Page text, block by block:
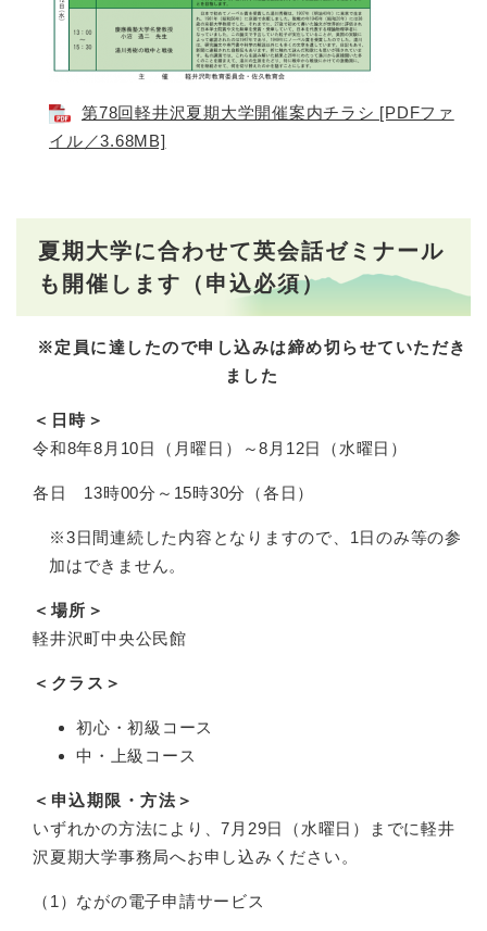
第78回軽井沢夏期大学開催案内チラシ [PDFファ
イル／3.68MB]
夏期大学に合わせて英会話ゼミナール
も開催します（申込必須）
※定員に達したので申し込みは締め切らせていただき
ました
＜日時＞
令和8年8月10日（月曜日）～8月12日（水曜日）
各日 13時00分～15時30分（各日）
※3日間連続した内容となりますので、1日のみ等の参
加はできません。
＜場所＞
軽井沢町中央公民館
＜クラス＞
初心・初級コース
中・上級コース
＜申込期限・方法＞
いずれかの方法により、7月29日（水曜日）までに軽井
沢夏期大学事務局へお申し込みください。
（1）ながの電子申請サービス